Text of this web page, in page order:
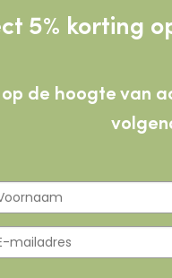
5% korting
de hoogte van